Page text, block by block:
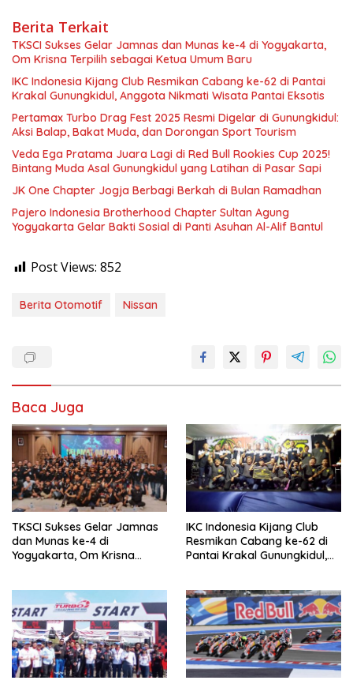
Berita Terkait
TKSCI Sukses Gelar Jamnas dan Munas ke-4 di Yogyakarta,
Om Krisna Terpilih sebagai Ketua Umum Baru
IKC Indonesia Kijang Club Resmikan Cabang ke-62 di Pantai
Krakal Gunungkidul, Anggota Nikmati Wisata Pantai Eksotis
Pertamax Turbo Drag Fest 2025 Resmi Digelar di Gunungkidul:
Aksi Balap, Bakat Muda, dan Dorongan Sport Tourism
Veda Ega Pratama Juara Lagi di Red Bull Rookies Cup 2025!
Bintang Muda Asal Gunungkidul yang Latihan di Pasar Sapi
JK One Chapter Jogja Berbagi Berkah di Bulan Ramadhan
Pajero Indonesia Brotherhood Chapter Sultan Agung
Yogyakarta Gelar Bakti Sosial di Panti Asuhan Al-Alif Bantul
Post Views: 852
Berita Otomotif Nissan
Baca Juga
TKSCI Sukses Gelar Jamnas
dan Munas ke-4 di
Yogyakarta, Om Krisna
IKC Indonesia Kijang Club
Resmikan Cabang ke-62 di
Pantai Krakal Gunungkidul,